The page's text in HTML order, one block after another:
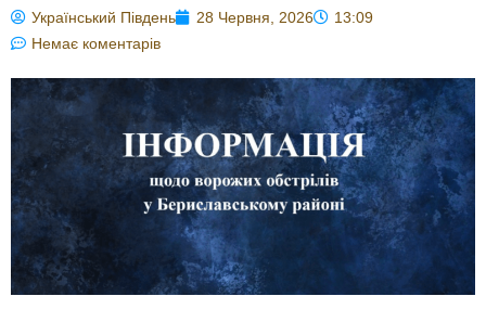
Український Південь 28 Червня, 2026
13:09
Немає коментарів